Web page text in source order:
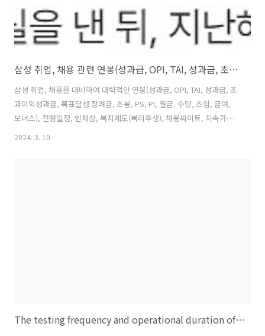
삼성 취업, 채용 관련 연봉(성과급, OPI, TAI, 성과금, 초과이익성과급, 목표달성 장려금, 초봉, PS, PI, 월급, 수당, 초임, 급여, 보너스), 전형일정, 인재상, 복지제도(복리후생), 채용싸이트, 지속가능경영보고서 등 정리
삼성 취업, 채용을 대비하여 대략적인 연봉(성과급, OPI, TAI, 성과금, 초
과이익성과급, 목표달성 장려금, 초봉, PS, PI, 월급, 수당, 초임, 급여,
보너스), 전형일정, 인재상, 복지제도(복리후생), 채용싸이트, 지속가능
경영보고서 등을 정리해보았습니다. ㅇ연봉: 부문별, 사업부별, 개인고
2024. 3. 10.
The testing frequency and operational duration of fire engine pumps.(Diesel Engine)